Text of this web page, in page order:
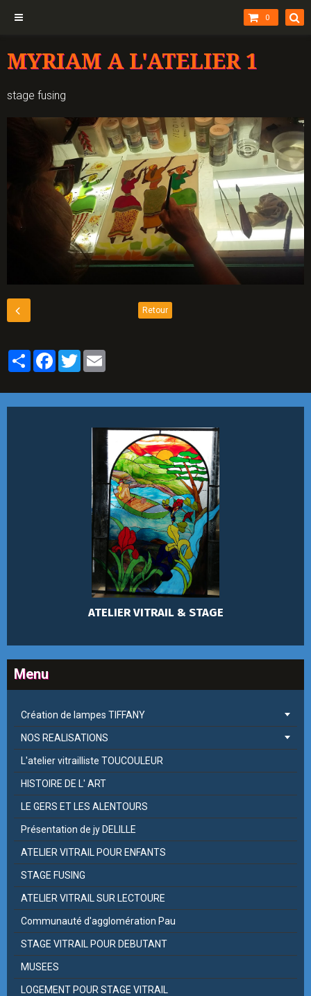
0
MYRIAM A L'ATELIER 1
stage fusing
Retour
PartagerFacebook
Twitter
ATELIER VITRAIL & STAGE
Menu
Création de lampes TIFFANY
NOS REALISATIONS
L'atelier vitrailliste TOUCOULEUR
HISTOIRE DE L' ART
LE GERS ET LES ALENTOURS
Présentation de jy DELILLE
ATELIER VITRAIL POUR ENFANTS
STAGE FUSING
ATELIER VITRAIL SUR LECTOURE
Communauté d'agglomération Pau
STAGE VITRAIL POUR DEBUTANT
MUSEES
LOGEMENT POUR STAGE VITRAIL